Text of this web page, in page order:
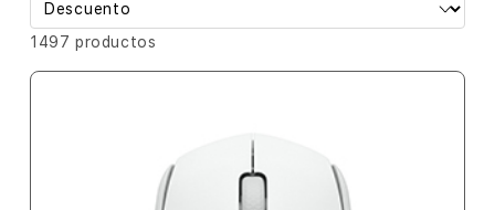
1497 productos